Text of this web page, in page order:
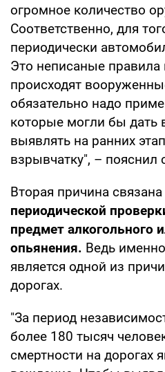
огромное количество
Соответственно, для
периодически
Это неписаные правила
происходят
обязательно надо
которые могли бы дать
выявлять на ранних
взрывчатку", – пояснил
Вторая причина связана
периодической
предмет алкогольного
опьянения. Ведь
является одной из
дорогах.
"За период
более 180 тысяч
смертности на дорогах